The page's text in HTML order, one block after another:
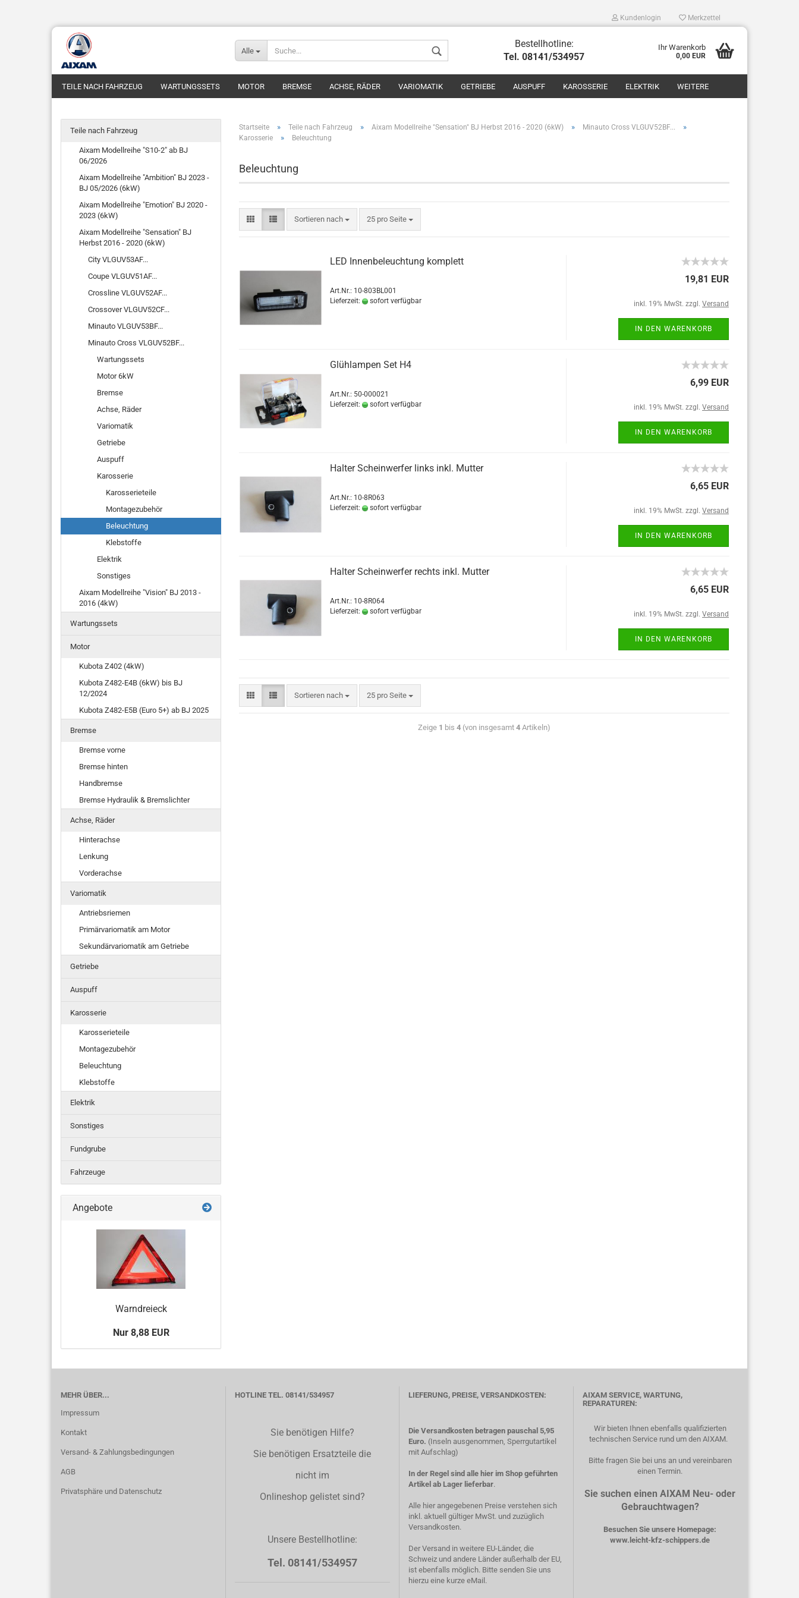
Kundenlogin
Konto erstellen
Merkzettel
Alle
Bestellhotline:
Tel. 08141/534957
Ihr Warenkorb
0,00 EUR
TEILE NACH FAHRZEUG WARTUNGSSETS MOTOR BREMSE ACHSE, RÄDER VARIOMATIK GETRIEBE AUSPUFF KAROSSERIE ELEKTRIK WEITERE
Startseite » Teile nach Fahrzeug » Aixam Modellreihe "Sensation" BJ Herbst 2016 - 2020 (6kW) » Minauto Cross VLGUV52BF... »
Karosserie » Beleuchtung
Beleuchtung
Sortieren nach 25 pro Seite
LED Innenbeleuchtung komplett
Art.Nr.: 10-803BL001
Lieferzeit:
sofort verfügbar
19,81 EUR
inkl. 19% MwSt. zzgl. Versand
IN DEN WARENKORB
Glühlampen Set H4
Art.Nr.: 50-000021
Lieferzeit:
sofort verfügbar
6,99 EUR
inkl. 19% MwSt. zzgl. Versand
IN DEN WARENKORB
Halter Scheinwerfer links inkl. Mutter
Art.Nr.: 10-8R063
Lieferzeit:
sofort verfügbar
6,65 EUR
inkl. 19% MwSt. zzgl. Versand
IN DEN WARENKORB
Halter Scheinwerfer rechts inkl. Mutter
Art.Nr.: 10-8R064
Lieferzeit:
sofort verfügbar
6,65 EUR
inkl. 19% MwSt. zzgl. Versand
IN DEN WARENKORB
Sortieren nach 25 pro Seite
Zeige 1 bis 4 (von insgesamt 4 Artikeln)
Teile nach Fahrzeug
Aixam Modellreihe "S10-2" ab BJ
06/2026
Aixam Modellreihe "Ambition" BJ 2023 -
BJ 05/2026 (6kW)
Aixam Modellreihe "Emotion" BJ 2020 -
2023 (6kW)
Aixam Modellreihe "Sensation" BJ
Herbst 2016 - 2020 (6kW)
City VLGUV53AF...
Coupe VLGUV51AF...
Crossline VLGUV52AF...
Crossover VLGUV52CF...
Minauto VLGUV53BF...
Minauto Cross VLGUV52BF...
Wartungssets
Motor 6kW
Bremse
Achse, Räder
Variomatik
Getriebe
Auspuff
Karosserie
Karosserieteile
Montagezubehör
Beleuchtung
Klebstoffe
Elektrik
Sonstiges
Aixam Modellreihe "Vision" BJ 2013 -
2016 (4kW)
Wartungssets
Motor
Kubota Z402 (4kW)
Kubota Z482-E4B (6kW) bis BJ
12/2024
Kubota Z482-E5B (Euro 5+) ab BJ 2025
Bremse
Bremse vorne
Bremse hinten
Handbremse
Bremse Hydraulik & Bremslichter
Achse, Räder
Hinterachse
Lenkung
Vorderachse
Variomatik
Antriebsriemen
Primärvariomatik am Motor
Sekundärvariomatik am Getriebe
Getriebe
Auspuff
Karosserie
Karosserieteile
Montagezubehör
Beleuchtung
Klebstoffe
Elektrik
Sonstiges
Fundgrube
Fahrzeuge
Angebote
Warndreieck
Nur 8,88 EUR
MEHR ÜBER...
Impressum
Kontakt
Versand- & Zahlungsbedingungen
AGB
Privatsphäre und Datenschutz
HOTLINE TEL. 08141/534957
Sie benötigen Hilfe?
Sie benötigen Ersatzteile die
nicht im
Onlineshop gelistet sind?
Unsere Bestellhotline:
Tel. 08141/534957
LIEFERUNG, PREISE, VERSANDKOSTEN:
Die Versandkosten betragen pauschal 5,95
Euro. (Inseln ausgenommen, Sperrgutartikel
mit Aufschlag)
In der Regel sind alle hier im Shop geführten
Artikel ab Lager lieferbar.
Alle hier angegebenen Preise verstehen sich
inkl. aktuell gültiger MwSt. und zuzüglich
Versandkosten.
Der Versand in weitere EU-Länder, die
Schweiz und andere Länder außerhalb der EU,
ist ebenfalls möglich. Bitte senden Sie uns
hierzu eine kurze eMail.
AIXAM SERVICE, WARTUNG,
REPARATUREN:
Wir bieten Ihnen ebenfalls qualifizierten
technischen Service rund um den AIXAM.
Bitte fragen Sie bei uns an und vereinbaren
einen Termin.
Sie suchen einen AIXAM Neu- oder
Gebrauchtwagen?
Besuchen Sie unsere Homepage:
www.leicht-kfz-schippers.de